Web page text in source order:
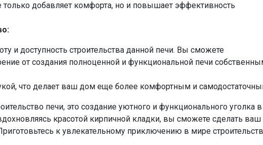
только добавляет комфорта, но и повышает эффективность
и доступность строительства данной печи. Вы сможете
от создания полноценной и функциональной печи
что делает ваш дом еще более комфортным и
печи, это создание уютного и функционального уголка в
красотой кирпичной кладки, вы сможете сделать ваш
к увлекательному приключению в мире